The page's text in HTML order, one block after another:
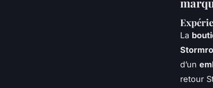
La
d’un
retour